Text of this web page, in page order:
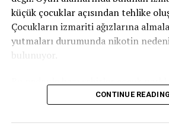
geriye 24 günlük, yani1.920
Bunun yanında800 frank para
verildi.
frank diğer yargılama giderlerini
gerekiyor.
küçük çocuklar açısından tehlike
Çocukların izmariti ağızlarına
yutmaları durumunda nikotin
bulunuyor.
izmariti sorununa karşı özel
Bern’den dikkat çeken kampanya
CONTINUE READING